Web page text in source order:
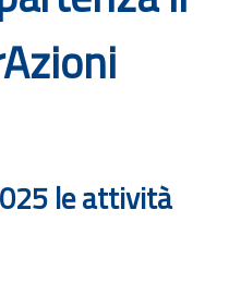
le attività